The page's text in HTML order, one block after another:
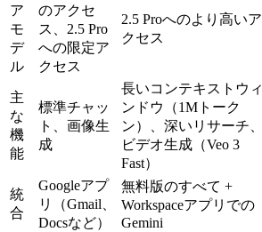
ア
モ
デ
ル
のアクセ
ス、2.5 Pro
への限定ア
クセス
2.5 Proへのより高いア
クセス
主
な
機
能
標準チャッ
ト、画像生
成
長いコンテキストウィ
ンドウ（1Mトーク
ン）、深いリサーチ、
ビデオ生成（Veo 3
Fast）
統
合
Googleアプ
リ（Gmail、
Docsなど）
無料版のすべて +
Workspaceアプリでの
Gemini